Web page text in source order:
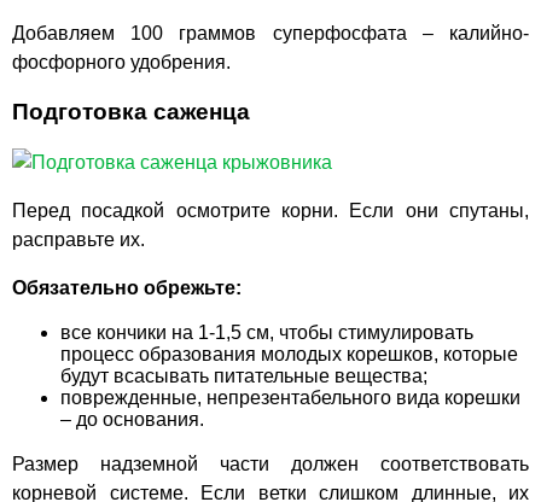
Добавляем 100 граммов суперфосфата – калийно-
фосфорного удобрения.
Подготовка саженца
Перед посадкой осмотрите корни. Если они спутаны,
расправьте их.
Обязательно обрежьте:
все кончики на 1-1,5 см, чтобы стимулировать
процесс образования молодых корешков, которые
будут всасывать питательные вещества;
поврежденные, непрезентабельного вида корешки
– до основания.
Размер надземной части должен соответствовать
корневой системе. Если ветки слишком длинные, их